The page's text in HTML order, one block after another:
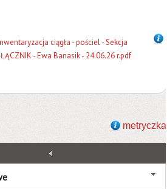
ciągła - pościel - Sekcja
- Ewa Banasik - 24.06.26 r.pdf
metryczka